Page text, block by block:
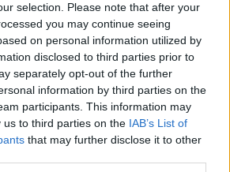
selection. Please note that after your
you may continue seeing
on personal information utilized by
disclosed to third parties prior to
separately opt-out of the further
information by third parties on the
participants. This information may
us to third parties on the IAB’s List of
that may further disclose it to other
hogy ha már a történet ilyen
előre, akkor elég idő maradt
De sajnos nem ez a
megmaradtak egyszerű
Eren az egész sorozat folyamán
üvöltöző tinédzser marad,
kimerül abban, hogy
óriást”, a bosszún kívül semmi
Mikasa és Levi az ügyeletes